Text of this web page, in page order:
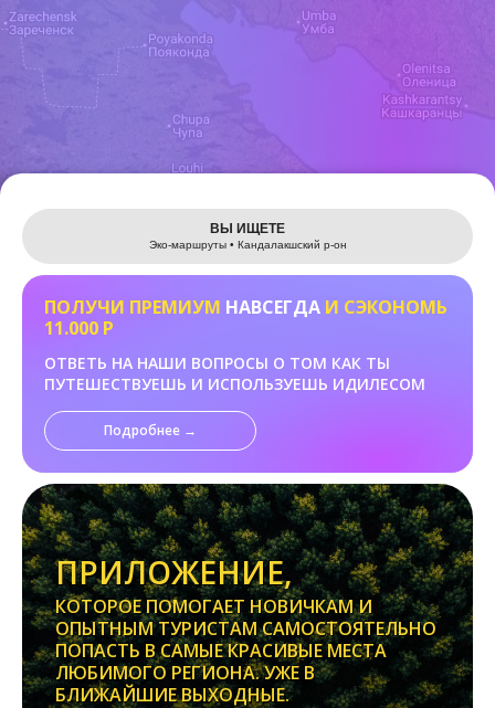
Leaflet
ВЫ ИЩЕТЕ
Эко-маршруты • Кандалакшский р-он
ПОЛУЧИ ПРЕМИУМ НАВСЕГДА И СЭКОНОМЬ
11.000 Р
ОТВЕТЬ НА НАШИ ВОПРОСЫ О ТОМ КАК ТЫ
ПУТЕШЕСТВУЕШЬ И ИСПОЛЬЗУЕШЬ ИДИЛЕСОМ
Подробнее →
ПРИЛОЖЕНИЕ,
КОТОРОЕ ПОМОГАЕТ НОВИЧКАМ И
ОПЫТНЫМ ТУРИСТАМ САМОСТОЯТЕЛЬНО
ПОПАСТЬ В САМЫЕ КРАСИВЫЕ МЕСТА
ЛЮБИМОГО РЕГИОНА. УЖЕ В
БЛИЖАЙШИЕ ВЫХОДНЫЕ.